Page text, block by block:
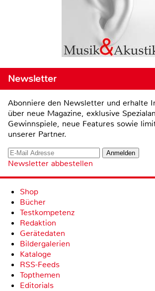
Newsletter
Abonniere den Newsletter und erhalte
über neue Magazine, exklusive
Gewinnspiele, neue Features sowie
unserer Partner.
Newsletter abbestellen
Shop
Bücher
Testkompetenz
Redaktion
Gerätedaten
Bildergalerien
Kataloge
RSS-Feeds
Topthemen
Editorials